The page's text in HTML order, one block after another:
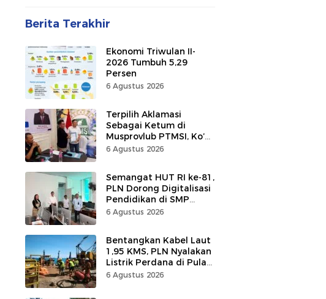
Berita Terakhir
Ekonomi Triwulan II-
2026 Tumbuh 5,29
Persen
6 Agustus 2026
Terpilih Aklamasi
Sebagai Ketum di
Musprovlub PTMSI, Ko’
Alfrets Rumawas Siap
6 Agustus 2026
Semangat HUT RI ke-81,
PLN Dorong Digitalisasi
Pendidikan di SMP
Negeri 1 Palu Lewat
6 Agustus 2026
Bentangkan Kabel Laut
1,95 KMS, PLN Nyalakan
Listrik Perdana di Pulau
Dudepo, Desa Berlistrik
6 Agustus 2026